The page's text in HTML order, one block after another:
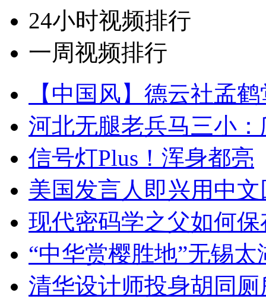
24小时视频排行
一周视频排行
【中国风】德云社孟
河北无腿老兵马三小
信号灯Plus！浑身都亮
美国发言人即兴用中
现代密码学之父如何
“中华赏樱胜地”无锡
清华设计师投身胡同